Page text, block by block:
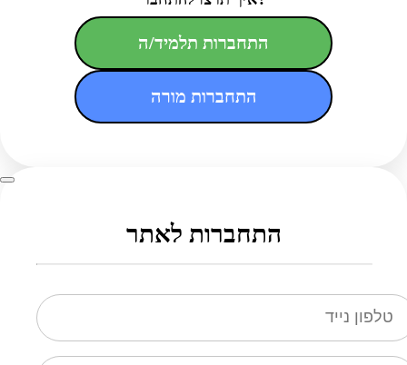
התחברות תלמיד/ה
התחברות מורה
התחברות לאתר